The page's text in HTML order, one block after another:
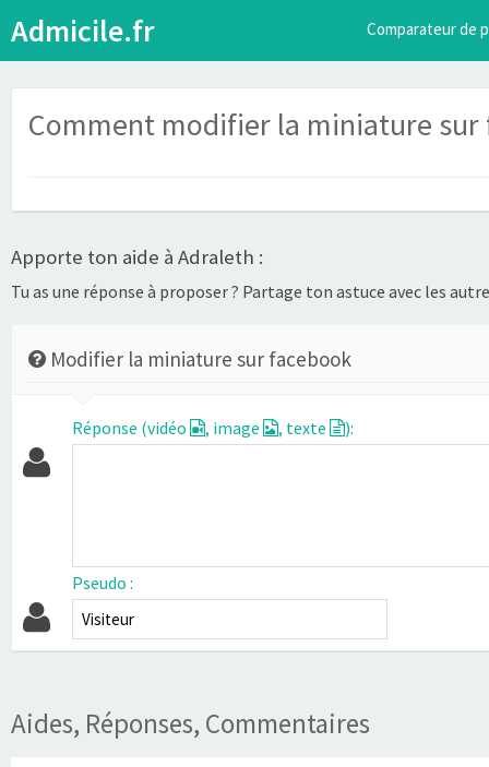
Admicile.fr Comparateur de
Comment modifier la miniature sur
Apporte ton aide à Adraleth :
Tu as une réponse à proposer ? Partage ton astuce avec les
Modifier la miniature sur facebook
Réponse (vidéo , image , texte ):
Pseudo :
Aides, Réponses, Commentaires